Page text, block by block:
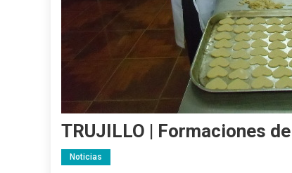
TRUJILLO | Formaciones
Noticias